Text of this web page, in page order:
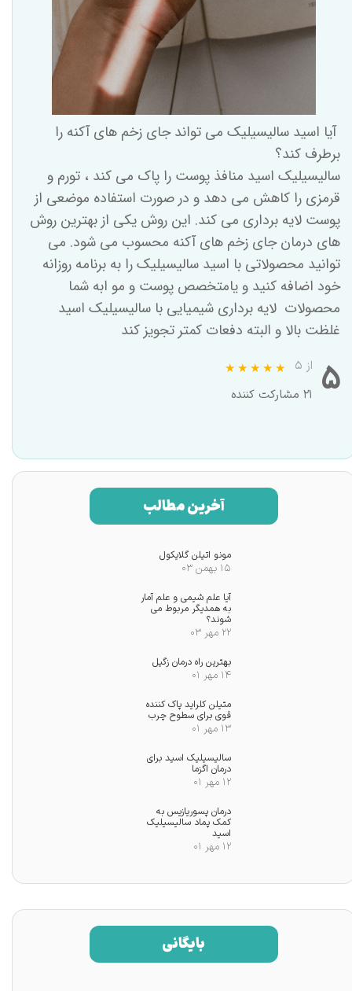
آیا اسید سالیسیلیک می تواند جای زخم های آکنه را
برطرف کند؟
سالیسیلیک اسید منافذ پوست را پاک می کند ، تورم و
قرمزی را کاهش می دهد و در صورت استفاده موضعی از
پوست لایه برداری می کند. این روش یکی از بهترین روش
های درمان جای زخم های آکنه محسوب می شود. می
توانید محصولاتی با اسید سالیسیلیک را به برنامه روزانه
خود اضافه کنید و یامتخصص پوست و مو ابه شما
محصولات لایه برداری شیمیایی با سالیسیلیک اسید
غلظت بالا و البته دفعات کمتر تجویز کند
۵ از ۵
۲۱ مشارکت کننده
آخرین مطالب
مونو اتیلن گلایکول
۱۵ بهمن ۰۳
آیا علم شیمی و علم آمار
به همدیگر مربوط می
شوند؟
۲۲ مهر ۰۳
بهترین راه درمان زگیل
۱۴ مهر ۰۱
متیلن کلراید پاک کننده
قوی برای سطوح چرب
۱۳ مهر ۰۱
سالیسیلیک اسید برای
درمان اگزما
۱۲ مهر ۰۱
درمان پسوریازیس به
کمک پماد سالیسیلیک
اسید
۱۲ مهر ۰۱
بایگانی